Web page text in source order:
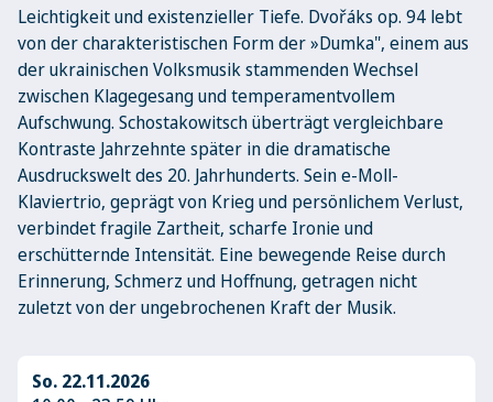
Leichtigkeit und existenzieller Tiefe. Dvořáks op. 94 lebt
von der charakteristischen Form der »Dumka", einem aus
der ukrainischen Volksmusik stammenden Wechsel
zwischen Klagegesang und temperamentvollem
Aufschwung. Schostakowitsch überträgt vergleichbare
Kontraste Jahrzehnte später in die dramatische
Ausdruckswelt des 20. Jahrhunderts. Sein e-Moll-
Klaviertrio, geprägt von Krieg und persönlichem Verlust,
verbindet fragile Zartheit, scharfe Ironie und
erschütternde Intensität. Eine bewegende Reise durch
Erinnerung, Schmerz und Hoffnung, getragen nicht
zuletzt von der ungebrochenen Kraft der Musik.
So. 22.11.2026